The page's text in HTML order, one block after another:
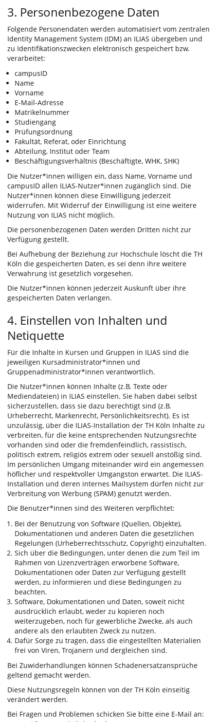
3. Personenbezogene Daten
Folgende Personendaten werden automatisiert vom zentralen
Identity Management System (IDM) an ILIAS übergeben und
zu Identifikationszwecken elektronisch gespeichert bzw.
verarbeitet:
campusID
Name
Vorname
E-Mail-Adresse
Matrikelnummer
Studiengang
Prüfungsordnung
Fakultät, Referat, oder Einrichtung
Abteilung, Institut oder Team
Beschäftigungsverhältnis (Beschäftigte, WHK, SHK)
Die Nutzer*innen willigen ein, dass Name, Vorname und
campusID allen ILIAS-Nutzer*innen zugänglich sind. Die
Nutzer*innen können diese Einwilligung jederzeit
widerrufen. Mit Widerruf der Einwilligung ist eine weitere
Nutzung von ILIAS nicht möglich.
Die personenbezogenen Daten werden Dritten nicht zur
Verfügung gestellt.
Bei Aufhebung der Beziehung zur Hochschule löscht die TH
Köln die gespeicherten Daten, es sei denn ihre weitere
Verwahrung ist gesetzlich vorgesehen.
Die Nutzer*innen können jederzeit Auskunft über ihre
gespeicherten Daten verlangen.
4. Einstellen von Inhalten und
Netiquette
Für die Inhalte in Kursen und Gruppen in ILIAS sind die
jeweiligen Kursadministrator*innen und
Gruppenadministrator*innen verantwortlich.
Die Nutzer*innen können Inhalte (z.B. Texte oder
Mediendateien) in ILIAS einstellen. Sie haben dabei selbst
sicherzustellen, dass sie dazu berechtigt sind (z.B.
Urheberrecht, Markenrecht, Persönlichkeitsrecht). Es ist
unzulässig, über die ILIAS-Installation der TH Köln Inhalte zu
verbreiten, für die keine entsprechenden Nutzungsrechte
vorhanden sind oder die fremdenfeindlich, rassistisch,
politisch extrem, religiös extrem oder sexuell anstößig sind.
Im persönlichen Umgang miteinander wird ein angemessen
höflicher und respektvoller Umgangston erwartet. Die ILIAS-
Installation und deren internes Mailsystem dürfen nicht zur
Verbreitung von Werbung (SPAM) genutzt werden.
Die Benutzer*innen sind des Weiteren verpflichtet:
Bei der Benutzung von Software (Quellen, Objekte),
Dokumentationen und anderen Daten die gesetzlichen
Regelungen (Urheberrechtsschutz, Copyright) einzuhalten.
Sich über die Bedingungen, unter denen die zum Teil im
Rahmen von Lizenzverträgen erworbene Software,
Dokumentationen oder Daten zur Verfügung gestellt
werden, zu informieren und diese Bedingungen zu
beachten.
Software, Dokumentationen und Daten, soweit nicht
ausdrücklich erlaubt, weder zu kopieren noch
weiterzugeben, noch für gewerbliche Zwecke, als auch
andere als den erlaubten Zweck zu nutzen.
Dafür Sorge zu tragen, dass die eingestellten Materialien
frei von Viren, Trojanern und dergleichen sind.
Bei Zuwiderhandlungen können Schadenersatzansprüche
geltend gemacht werden.
Diese Nutzungsregeln können von der TH Köln einseitig
verändert werden.
Bei Fragen und Problemen schicken Sie bitte eine E-Mail an: